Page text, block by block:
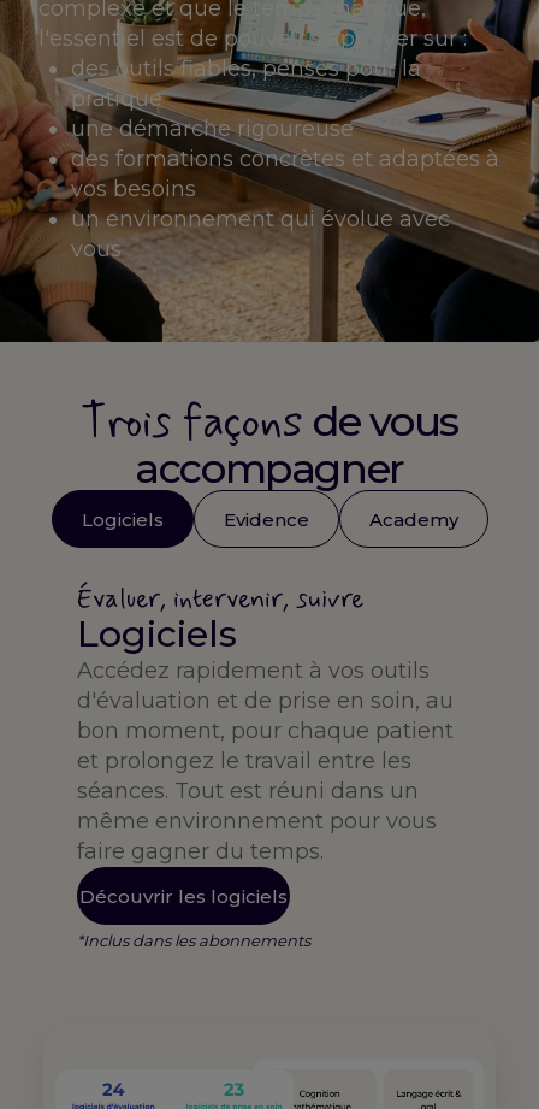
complexe et que le temps manque,
l'essentiel est de pouvoir s'appuyer sur :
des outils fiables, pensés pour la
pratique
une démarche rigoureuse
des formations concrètes et adaptées à
vos besoins
un environnement qui évolue avec
vous
Trois façons de vous
accompagner
Logiciels Evidence Academy
Évaluer, intervenir, suivre
Logiciels
Accédez rapidement à vos outils
d'évaluation et de prise en soin, au
bon moment, pour chaque patient
et prolongez le travail entre les
séances. Tout est réuni dans un
même environnement pour vous
faire gagner du temps.
Découvrir les logiciels
*Inclus dans les abonnements